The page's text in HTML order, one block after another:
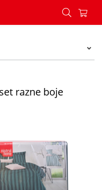
set razne boje 140x200
razne boje